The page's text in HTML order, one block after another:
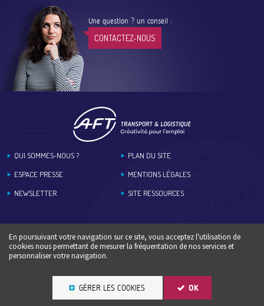
Une question ? un conseil :
CONTACTEZ-NOUS
QUI SOMMES-NOUS ?
ESPACE PRESSE
NEWSLETTER
PLAN DU SITE
MENTIONS LÉGALES
SITE RESSOURCES
En poursuivant votre navigation sur ce site, vous acceptez l'utilisation de
cookies nous permettant de mesurer la fréquentation de nos services et
personnaliser votre navigation.
GÉRER LES COOKIES OK